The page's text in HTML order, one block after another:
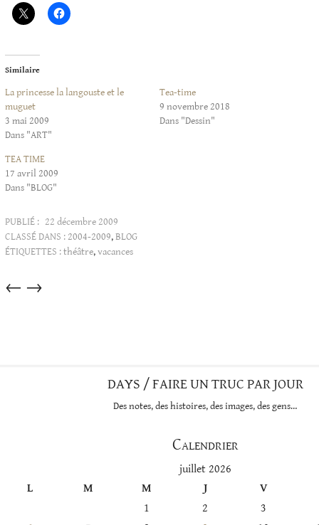
Similaire
La princesse la langouste et le
muguet
3 mai 2009
Dans "ART"
Tea-time
9 novembre 2018
Dans "Dessin"
TEA TIME
17 avril 2009
Dans "BLOG"
PUBLIÉ : 22 décembre 2009
CLASSÉ DANS : 2004-2009,BLOG
ÉTIQUETTES :théâtre,vacances
Articles
→
←
DAYS / FAIRE UN TRUC PAR JOUR
Des notes, des histoires, des images, des gens…
Calendrier
juillet 2026
L
M M J
V
1
2
3